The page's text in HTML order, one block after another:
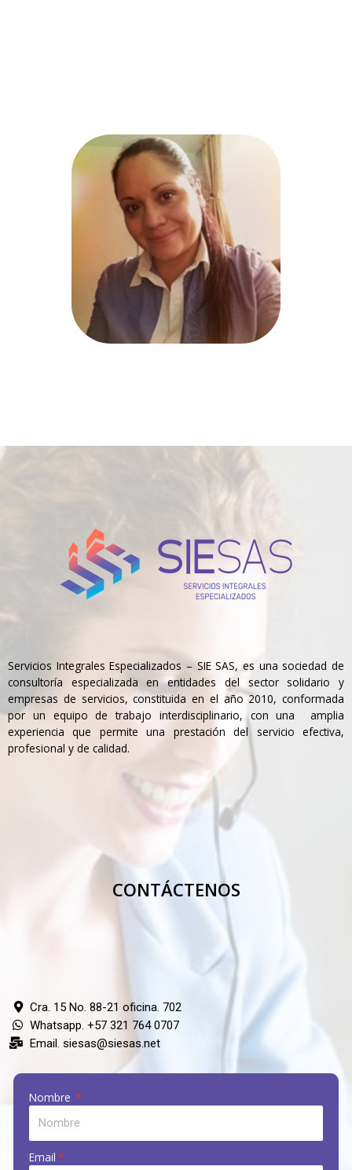
Servicios Integrales Especializados – SIE SAS, es una sociedad de
consultoría especializada en entidades del sector solidario y
empresas de servicios, constituida en el año 2010, conformada
por un equipo de trabajo interdisciplinario, con una amplia
experiencia que permite una prestación del servicio efectiva,
profesional y de calidad.
CONTÁCTENOS
Cra. 15 No. 88-21 oficina. 702
Whatsapp. +57 321 764 0707
Email. siesas@siesas.net
Nombre
Email